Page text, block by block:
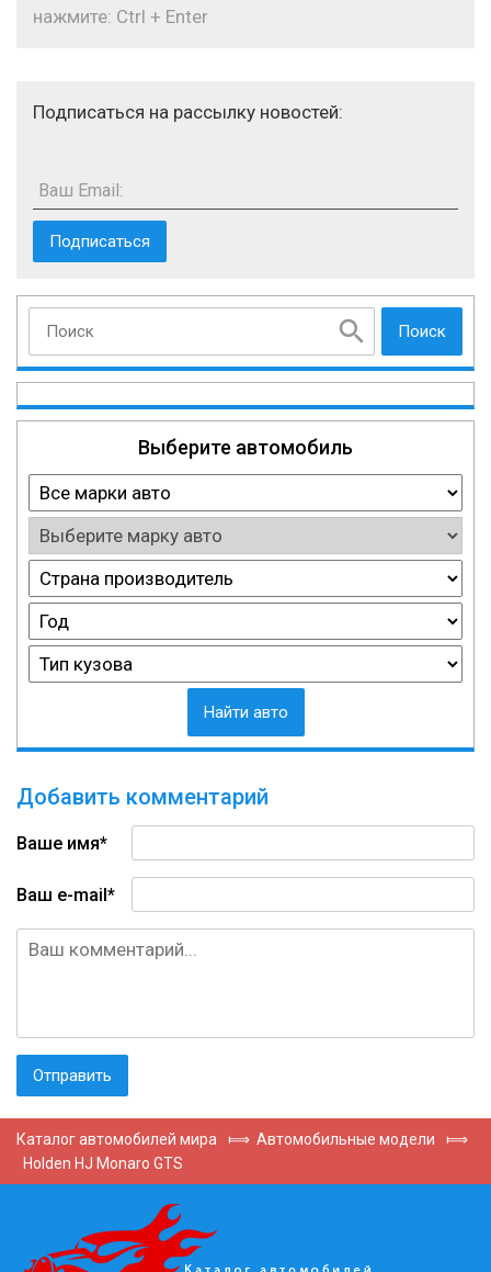
Поиск
Выберите автомобиль
Найти авто
нажмите: Ctrl + Enter
Подписаться на рассылку новостей:
Ваш Email:
Добавить комментарий
Ваше имя*
Ваш e-mail*
Каталог автомобилей мира ⟾ Автомобильные модели
⟾
Holden HJ Monaro GTS